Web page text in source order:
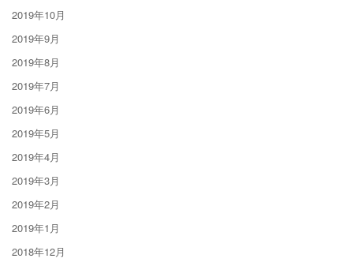
2019年10月
2019年9月
2019年8月
2019年7月
2019年6月
2019年5月
2019年4月
2019年3月
2019年2月
2019年1月
2018年12月